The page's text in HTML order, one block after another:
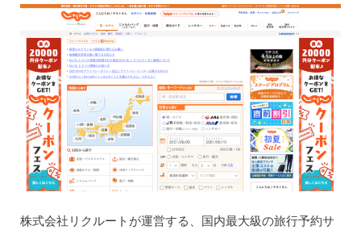
株式会社リクルートが運営する、国内最大級の旅行予約サ